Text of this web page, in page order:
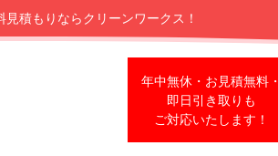
見積もりならクリーンワークス！
年中無休・お見積無料・
即日引き取りも
ご対応いたします！